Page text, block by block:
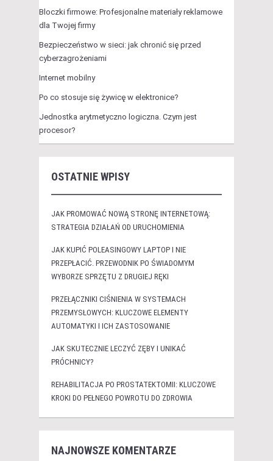
Bloczki firmowe: Profesjonalne materiały reklamowe
dla Twojej firmy
Bezpieczeństwo w sieci: jak chronić się przed
cyberzagrożeniami
Internet mobilny
Po co stosuje się żywicę w elektronice?
Jednostka arytmetyczno logiczna. Czym jest
procesor?
OSTATNIE WPISY
JAK PROMOWAĆ NOWĄ STRONĘ INTERNETOWĄ:
STRATEGIA DZIAŁAŃ OD URUCHOMIENIA
JAK KUPIĆ POLEASINGOWY LAPTOP I NIE
PRZEPŁACIĆ. PRZEWODNIK PO ŚWIADOMYM
WYBORZE SPRZĘTU Z DRUGIEJ RĘKI
PRZEŁĄCZNIKI CIŚNIENIA W SYSTEMACH
PRZEMYSŁOWYCH: KLUCZOWE ELEMENTY
AUTOMATYKI I ICH ZASTOSOWANIE
JAK SKUTECZNIE LECZYĆ ZĘBY I UNIKAĆ
PRÓCHNICY?
REHABILITACJA PO PROSTATEKTOMII: KLUCZOWE
KROKI DO PEŁNEGO POWROTU DO ZDROWIA
NAJNOWSZE KOMENTARZE